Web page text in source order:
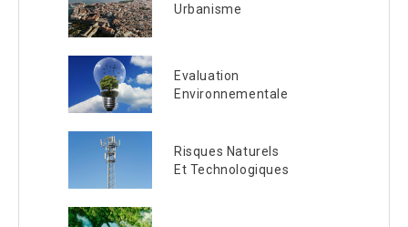
Urbanisme
Evaluation
Environnementale
Risques Naturels
Et Technologiques